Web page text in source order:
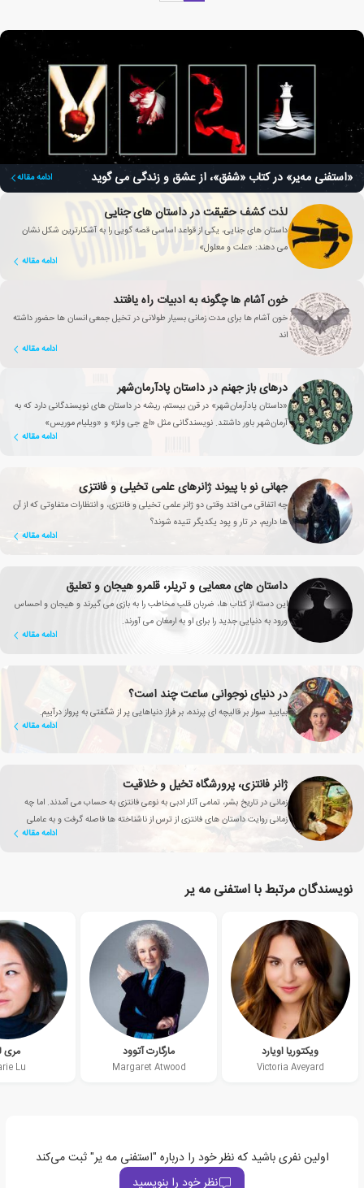
«استفنی مه‌یر» در کتاب «شفق»، از عشق و زندگی می گوید ادامه مقاله
لذت کشف حقیقت در داستان های جنایی
داستان های جنایی، یکی از قواعد اساسی قصه گویی را به آشکارترین شکل نشان
می دهند: «علت و معلول»
ادامه مقاله
خون آشام ها چگونه به ادبیات راه یافتند
خون آشام ها برای مدت زمانی بسیار طولانی در تخیل جمعی انسان ها حضور داشته
اند
ادامه مقاله
درهای باز جهنم در داستان پادآرمان‌شهر
«داستان پادآرمان‌شهر» در قرن بیستم، ریشه در داستان های نویسندگانی دارد که به
آرمان‌شهر باور داشتند. نویسندگانی مثل «اچ جی ولز» و «ویلیام موریس»
ادامه مقاله
جهانی نو با پیوند ژانرهای علمی تخیلی و فانتزی
چه اتفاقی می افتد وقتی دو ژانر علمی تخیلی و فانتزی، و انتظارات متفاوتی که از آن
ها داریم، در تار و پود یکدیگر تنیده شوند؟
ادامه مقاله
داستان های معمایی و تریلر، قلمرو هیجان و تعلیق
این دسته از کتاب ها، ضربان قلب مخاطب را به بازی می گیرند و هیجان و احساس
ورود به دنیایی جدید را برای او به ارمغان می آورند.
ادامه مقاله
در دنیای نوجوانی ساعت چند است؟
بیایید سوار بر قالیچه ای پرنده، بر فراز دنیاهایی پر از شگفتی به پرواز درآییم.
ادامه مقاله
ژانر فانتزی، پرورشگاه تخیل و خلاقیت
زمانی در تاریخ بشر، تمامی آثار ادبی به نوعی فانتزی به حساب می آمدند. اما چه
زمانی روایت داستان های فانتزی از ترس از ناشناخته ها فاصله گرفت و به عاملی
ادامه مقاله
نویسندگان مرتبط با استفنی مه یر
ویکتوریا اویارد
Victoria Aveyard
مارگارت آتوود
Margaret Atwood
مری
Lu
اولین نفری باشید که نظر خود را درباره "استفنی مه یر" ثبت می‌کند
نظر خود را بنویسید